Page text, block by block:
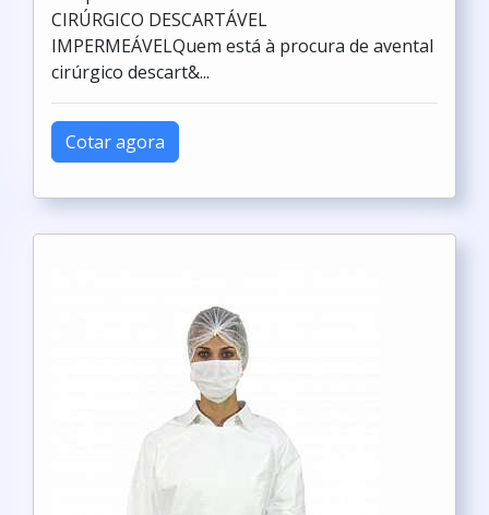
CIRÚRGICO DESCARTÁVEL
IMPERMEÁVELQuem está à procura de avental
cirúrgico descart&...
Cotar agora